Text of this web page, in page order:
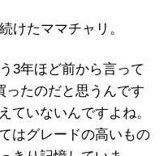
けたママチャリ。
3年ほど前から言って
ったのだと思うんです
ていないんですよね。
はグレードの高いもの